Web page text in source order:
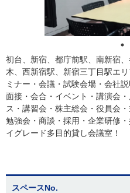
初台、新宿、都庁前駅、南新宿
木、西新宿駅、新宿三丁目駅エ
ミナー・会議・試験会場・会社
面接・会合・イベント・講演会
ス・講習会・株主総会・役員会
勉強会・商談・採用・企業研修
イグレード多目的貸し会議室！
スペースNo.